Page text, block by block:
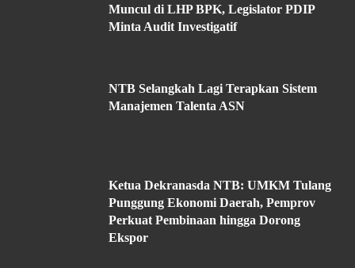
Muncul di LHP BPK, Legislator PDIP
Minta Audit Investigatif
NTB Selangkah Lagi Terapkan Sistem
Manajemen Talenta ASN
Ketua Dekranasda NTB: UMKM Tulang
Punggung Ekonomi Daerah, Pemprov
Perkuat Pembinaan hingga Dorong
Ekspor